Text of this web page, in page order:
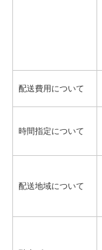
配送費用について
時間指定について
配送地域について